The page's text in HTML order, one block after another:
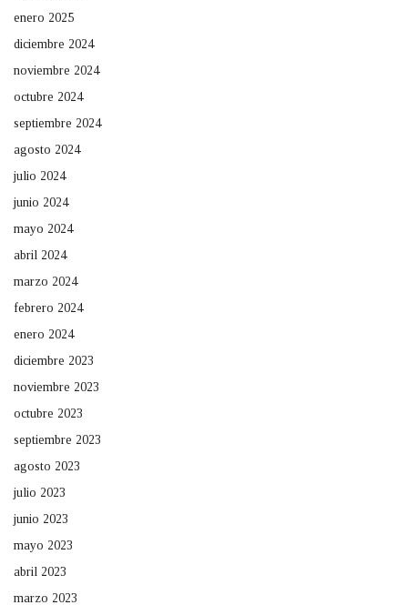
enero 2025
diciembre 2024
noviembre 2024
octubre 2024
septiembre 2024
agosto 2024
julio 2024
junio 2024
mayo 2024
abril 2024
marzo 2024
febrero 2024
enero 2024
diciembre 2023
noviembre 2023
octubre 2023
septiembre 2023
agosto 2023
julio 2023
junio 2023
mayo 2023
abril 2023
marzo 2023